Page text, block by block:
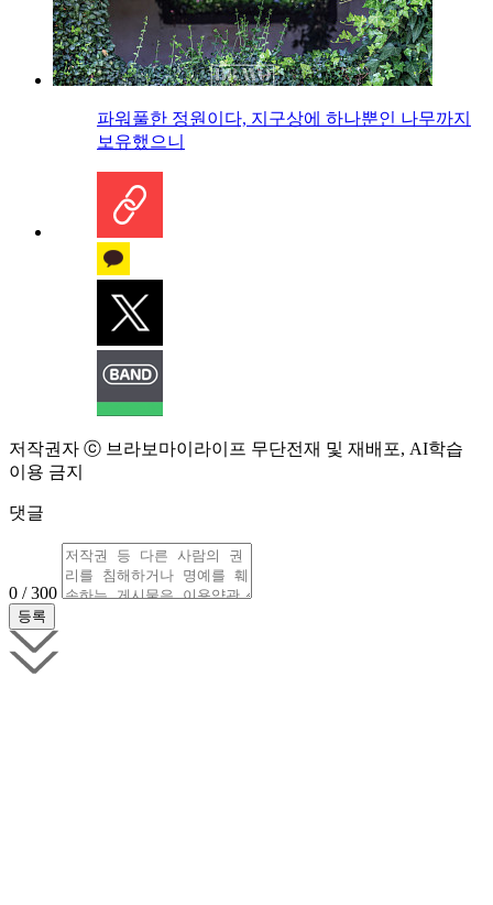
파워풀한 정원이다, 지구상에 하나뿐인 나무까지
보유했으니
저작권자 ⓒ 브라보마이라이프 무단전재 및 재배포, AI학습
이용 금지
댓글
0 / 300